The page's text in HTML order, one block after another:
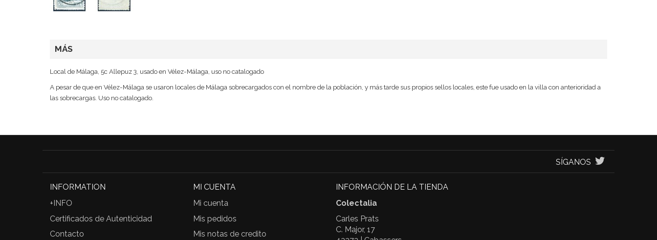
MÁS
Local de Málaga, 5c Allepuz 3, usado en Vélez-Málaga, uso no catalogado
A pesar de que en Vélez-Málaga se usaron locales de Málaga sobrecargados con el nombre de la población, y más tarde sus propios sellos locales, este fue usado en la villa con anterioridad a
las sobrecargas. Uso no catalogado.
SÍGANOS
INFORMATION
+INFO
Certificados de Autenticidad
Contacto
MI CUENTA
Mi cuenta
Mis pedidos
Mis notas de credito
INFORMACIÓN DE LA TIENDA
Colectalia
Carles Prats
C. Major, 17